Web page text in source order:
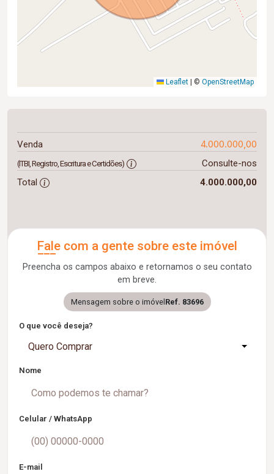
Leaflet © OpenStreetMap
Venda 4.000.000,00
(ITBI, Registro, Escritura e Certidões)
Consulte-nos
Total
4.000.000,00
Fale com a gente sobre este imóvel
Preencha os campos abaixo e retornamos o seu contato
em breve.
Mensagem sobre o imóvel Ref. 83696
O que você deseja?
Quero Comprar
Nome
Celular / WhatsApp
E-mail